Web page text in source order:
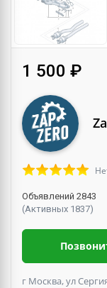
1 500 ₽
Объявлений 2843
(Активных 1837)
г Москва, ул